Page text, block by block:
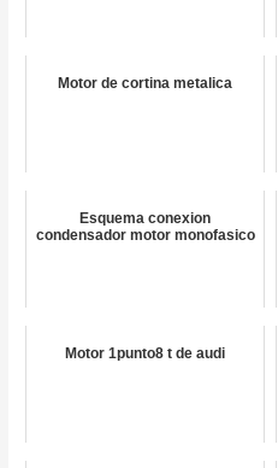
Motor de cortina metalica
Esquema conexion
condensador motor monofasico
Motor 1punto8 t de audi